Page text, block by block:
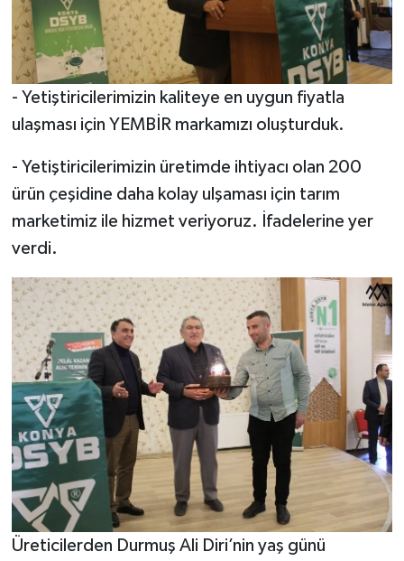
- Yetiştiricilerimizin kaliteye en uygun fiyatla
ulaşması için YEMBİR markamızı oluşturduk.
- Yetiştiricilerimizin üretimde ihtiyacı olan 200
ürün çeşidine daha kolay ulşaması için tarım
marketimiz ile hizmet veriyoruz. İfadelerine yer
verdi.
Üreticilerden Durmuş Ali Diri’nin yaş günü